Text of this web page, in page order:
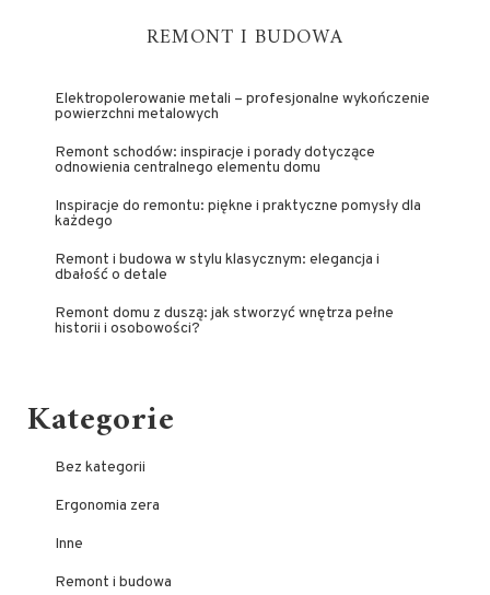
REMONT I BUDOWA
Elektropolerowanie metali – profesjonalne wykończenie
powierzchni metalowych
Remont schodów: inspiracje i porady dotyczące
odnowienia centralnego elementu domu
Inspiracje do remontu: piękne i praktyczne pomysły dla
każdego
Remont i budowa w stylu klasycznym: elegancja i
dbałość o detale
Remont domu z duszą: jak stworzyć wnętrza pełne
historii i osobowości?
Kategorie
Bez kategorii
Ergonomia zera
Inne
Remont i budowa